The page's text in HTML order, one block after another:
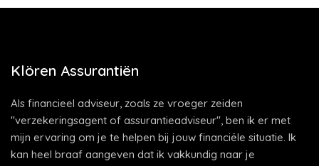
Klören Assurantiën
Als financieel adviseur, zoals ze vroeger zeiden
"verzekeringsagent of assurantieadviseur", ben ik er met
mijn ervaring om je te helpen bij jouw financiële situatie. Ik
kan heel braaf aangeven dat ik vakkundig naar je